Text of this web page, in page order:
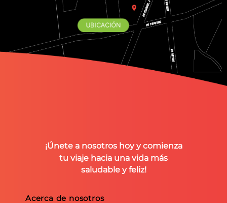
UBICACIÓN
¡Únete a nosotros hoy y comienza
tu viaje hacia una vida más
saludable y feliz!
Acerca de nosotros